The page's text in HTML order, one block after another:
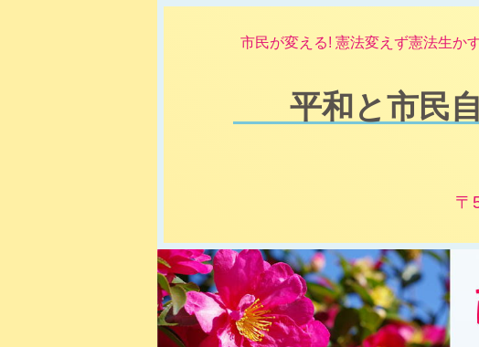
平和と市民
市民が変える! 憲法変えず憲法生か
〒